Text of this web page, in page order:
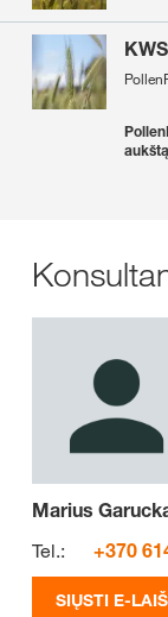
Marius
Tel.:
+370
SIŲSTI E-